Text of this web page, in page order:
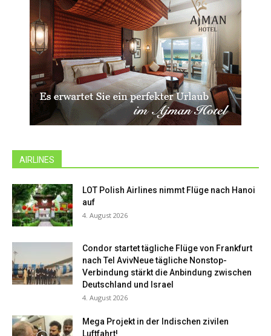
AIRLINES
LOT Polish Airlines nimmt Flüge nach Hanoi
auf
4. August 2026
Condor startet tägliche Flüge von Frankfurt
nach Tel AvivNeue tägliche Nonstop-
Verbindung stärkt die Anbindung zwischen
Deutschland und Israel
4. August 2026
Mega Projekt in der Indischen zivilen
Luftfahrt!